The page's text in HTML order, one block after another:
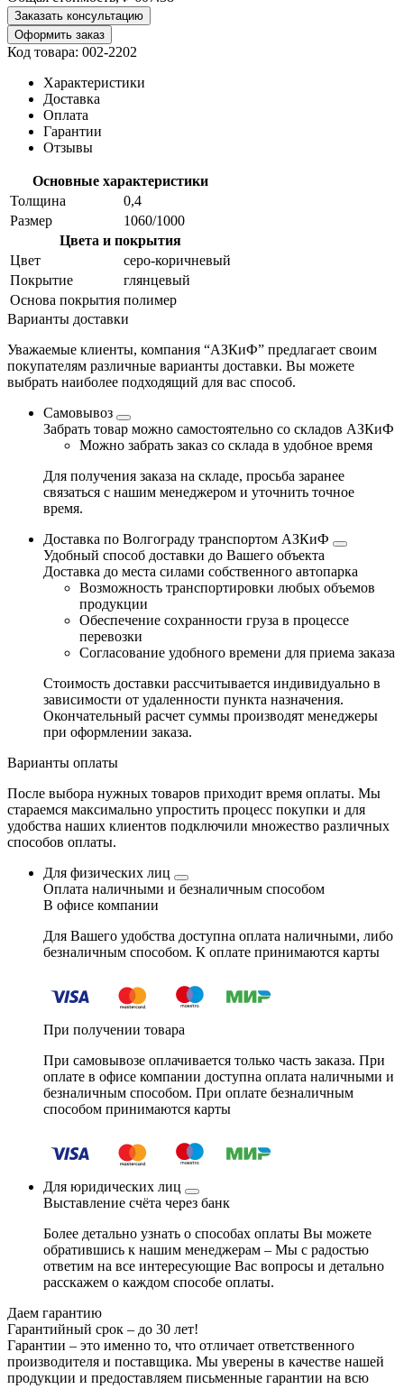
Заказать консультацию
Оформить заказ
Код товара: 002-2202
Характеристики
Доставка
Оплата
Гарантии
Отзывы
Основные характеристики
Толщина
0,4
Размер
1060/1000
Цвета и покрытия
Цвет
серо-коричневый
Покрытие
глянцевый
Основа покрытия полимер
Варианты доставки
Уважаемые клиенты, компания “АЗКиФ” предлагает своим
покупателям различные варианты доставки. Вы можете
выбрать наиболее подходящий для вас способ.
Самовывоз
Забрать товар можно самостоятельно со складов АЗКиФ
Можно забрать заказ со склада в удобное время
Для получения заказа на складе, просьба заранее
связаться с нашим менеджером и уточнить точное
время.
Доставка по Волгограду транспортом АЗКиФ
Удобный способ доставки до Вашего объекта
Доставка до места силами собственного автопарка
Возможность транспортировки любых объемов
продукции
Обеспечение сохранности груза в процессе
перевозки
Согласование удобного времени для приема заказа
Стоимость доставки рассчитывается индивидуально в
зависимости от удаленности пункта назначения.
Окончательный расчет суммы производят менеджеры
при оформлении заказа.
Варианты оплаты
После выбора нужных товаров приходит время оплаты. Мы
стараемся максимально упростить процесс покупки и для
удобства наших клиентов подключили множество различных
способов оплаты.
Для физических лиц
Оплата наличными и безналичным способом
В офисе компании
Для Вашего удобства доступна оплата наличными, либо
безналичным способом. К оплате принимаются карты
При получении товара
При самовывозе оплачивается только часть заказа. При
оплате в офисе компании доступна оплата наличными и
безналичным способом. При оплате безналичным
способом принимаются карты
Для юридических лиц
Выставление счёта через банк
Более детально узнать о способах оплаты Вы можете
обратившись к нашим менеджерам – Мы с радостью
ответим на все интересующие Вас вопросы и детально
расскажем о каждом способе оплаты.
Даем гарантию
Гарантийный срок – до 30 лет!
Гарантии – это именно то, что отличает ответственного
производителя и поставщика. Мы уверены в качестве нашей
продукции и предоставляем письменные гарантии на всю